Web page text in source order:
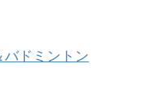
バドミントン